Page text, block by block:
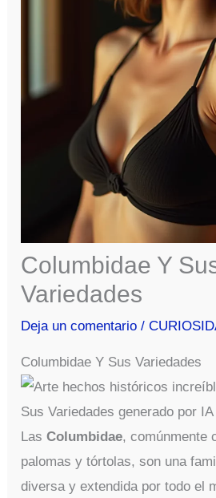
Columbidae Y
Variedades
Deja un comentario /
Columbidae Y Sus Variedades
LasColumbidae, comúnmente
palomas y tórtolas, son una
diversa y extendida por todo el